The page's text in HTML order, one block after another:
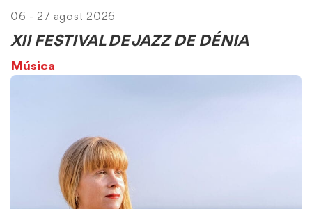
06 - 27 agost 2026
XII FESTIVAL DE JAZZ DE DÉNIA
Música